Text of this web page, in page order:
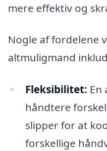
mere effektiv og
Nogle af fordelene
altmuligmand
Fleksibilitet: En
håndtere
slipper for at
forskellige